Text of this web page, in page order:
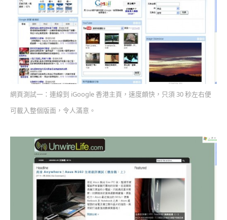
網頁測試一：連線到 iGoogle 香港主頁，速度頗快，只須 30 秒左右便
可載入整個版面，令人滿意。